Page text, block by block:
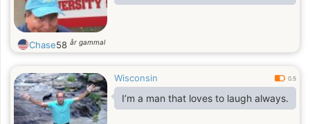
Chase58 år gammal
Wisconsin 0.5
I’m a man that loves to laugh always.